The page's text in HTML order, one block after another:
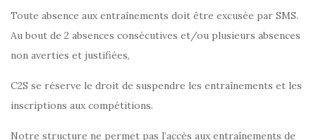
Toute absence aux entraînements doit être excusée par SMS.
Au bout de 2 absences consécutives et/ou plusieurs absences
non averties et justifiées,
C2S se réserve le droit de suspendre les entraînements et les
inscriptions aux compétitions.
Notre structure ne permet pas l’accès aux entraînements de